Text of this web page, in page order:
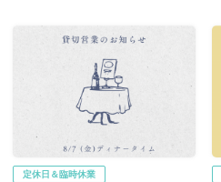
定休日＆臨時休業